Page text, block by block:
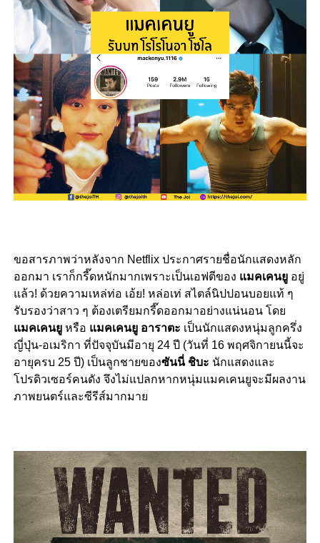
ขอสารภาพว่าหลังจาก Netflix ประกาศรายชื่อนักแสดงหลัก
ออกมา เราก็กรี๊ดหนักมากเพราะเป็นเอฟตีของ แมคเคนยู อยู่
แล้ว! ด้วยความเหล่ท่อ เอ้ย! หล่อเท่ สไตล์นิปปอนบอยแท้ ๆ
รับรองว่าสาว ๆ ต้องเตรียมกรี๊ดออกมาอย่างแน่นอน โดย
แมคเคนยูหรือ แมคเคนยู อาราตะ เป็นนักแสดงหนุ่มลูกครึ่ง
ญี่ปุ่น-อเมริกา ที่ปัจจุบันมีอายุ 24 ปี (วันที่ 16 พฤศจิกายนนี้จะ
อายุครบ 25 ปี) เป็นลูกชายของซันนี่ ชิบะ นักแสดงและ
โปรดิวเซอร์คนดัง จึงไม่แปลกหากหนุ่มแมคเคนยูจะมีผลงาน
ภาพยนตร์และซีรีส์มากมาย